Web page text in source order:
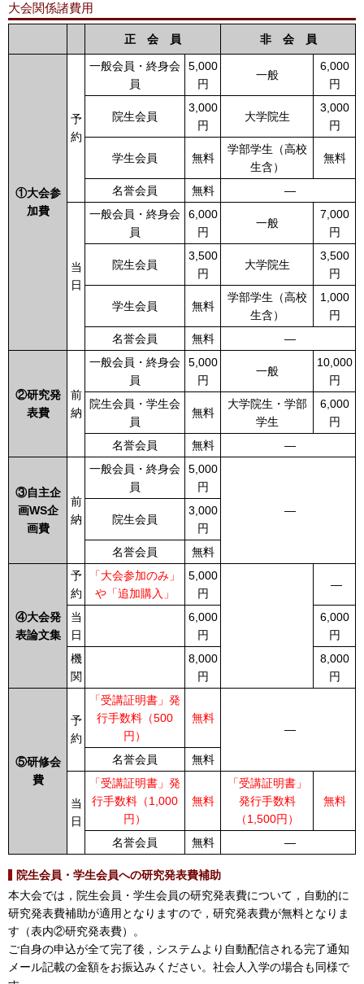
大会関係諸費用
正 会 員 非 会 員
①大会参
加費
予
約
一般会員・終身会
員
5,000
円
一般
6,000
円
院生会員
3,000
円
大学院生
3,000
円
学生会員 無料
学部学生（高校
生含）
無料
名誉会員 無料 ―
当
日
一般会員・終身会
員
6,000
円
一般
7,000
円
院生会員
3,500
円
大学院生
3,500
円
学生会員 無料
学部学生（高校
生含）
1,000
円
名誉会員
無料 ―
②研究発
表費
前
納
一般会員・終身会
員
5,000
円
一般
10,000
円
院生会員・学生会
員
無料
大学院生・学部
学生
6,000
円
名誉会員
無料 ―
③自主企
画WS企
画費
前
納
一般会員・終身会
員
5,000
円
―
院生会員
3,000
円
名誉会員
無料
④大会発
表論文集
予
約
「大会参加のみ」
や「追加購入」
5,000
円
―
当
日
6,000
円
6,000
円
機
関
8,000
円
8,000
円
⑤研修会
費
予
約
「受講証明書」発
行手数料（500
円）
無料
―
名誉会員 無料
当
日
「受講証明書」発
行手数料（1,000
円）
無料
「受講証明書」
発行手数料
（1,500円）
無料
名誉会員 無料 ―
院生会員・学生会員への研究発表費補助
本大会では，院生会員・学生会員の研究発表費について，自動的に
研究発表費補助が適用となりますので，研究発表費が無料となりま
す（表内②研究発表費）。
ご自身の申込が全て完了後，システムより自動配信される完了通知
メール記載の金額をお振込みください。社会人入学の場合も同様で